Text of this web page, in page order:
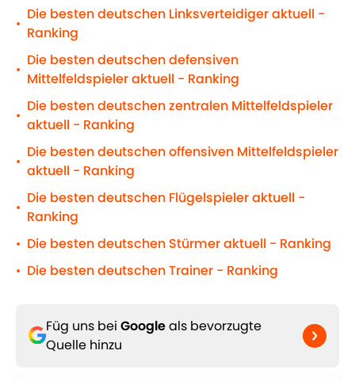
•
Die besten deutschen Linksverteidiger aktuell -
Ranking
•
Die besten deutschen defensiven
Mittelfeldspieler aktuell - Ranking
•
Die besten deutschen zentralen Mittelfeldspieler
aktuell - Ranking
•
Die besten deutschen offensiven Mittelfeldspieler
aktuell - Ranking
•
Die besten deutschen Flügelspieler aktuell -
Ranking
• Die besten deutschen Stürmer aktuell - Ranking
• Die besten deutschen Trainer - Ranking
Füg uns bei Googleals bevorzugte
Quelle hinzu